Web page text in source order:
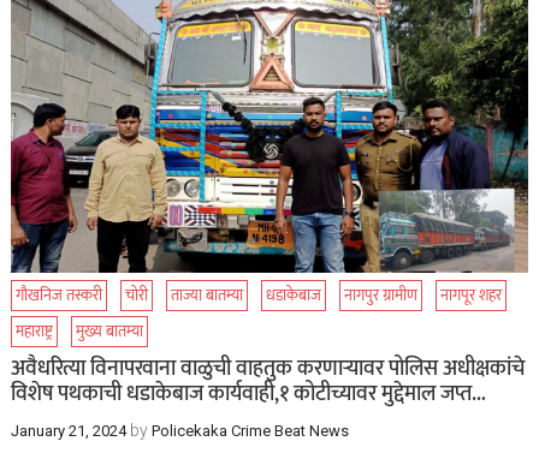
गौखनिज तस्करी चोरी ताज्या बातम्या धडाकेबाज नागपुर ग्रामीण
नागपूर शहर
महाराष्ट्र
मुख्य बातम्या
अवैधरित्या विनापरवाना वाळुची वाहतुक करणाऱ्यावर पोलिस अधीक्षकांचे
विशेष पथकाची धडाकेबाज कार्यवाही,१ कोटीच्यावर मुद्देमाल जप्त…
January 21, 2024by Policekaka Crime Beat News